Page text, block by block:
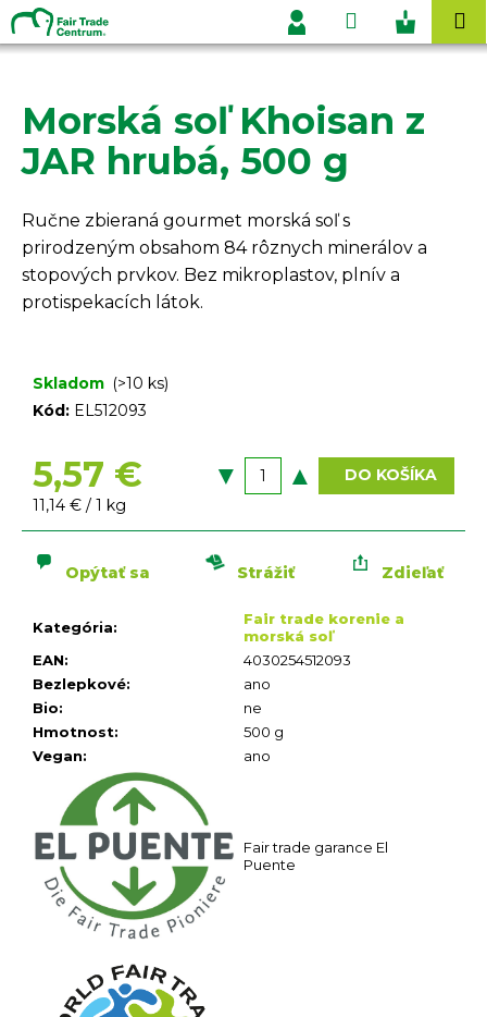
Prejsť
na
obsah
Hľadať
Prihlásenie
Morská soľ Khoisan z
JAR hrubá, 500 g
Ručne zbieraná gourmet morská soľ s
prirodzeným obsahom 84 rôznych minerálov a
stopových prvkov. Bez mikroplastov, plnív a
protispekacích látok.
Skladom (>10 ks)
Kód: EL512093
5,57 €
Jednotková
cena:
11,14 € / 1 kg
DO KOŠÍKA
Kategória:
Fair trade korenie a
morská soľ
EAN:
4030254512093
Bezlepkové:
ano
Bio:
ne
Hmotnost:
500 g
Vegan: ano
Fair trade garance El
Puente
Opýtať sa Strážiť Zdieľať
K
o
Späť
Späť
Č
o
p
o
t
r
e
b
e
e
n
á
?
HĽADAŤ
p